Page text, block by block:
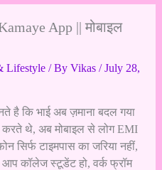
App || मोबाइल
Lifestyle/ By Vikas /July 28,
है कि भाई अब ज़माना बदल गया
करते थे, अब मोबाइल से लोग EMI
सिर्फ टाइमपास का जरिया नहीं,
आप कॉलेज स्टूडेंट हो, वर्क फ्रॉम